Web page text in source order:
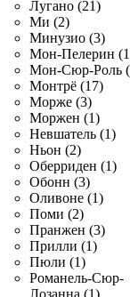
Лугано (21)
Ми (2)
Минузио (3)
Мон-Пелерин
Мон-Сюр-Роль
Монтрё (17)
Морже (3)
Моржен (1)
Невшатель (1)
Ньон (2)
Оберриден (1)
Обонн (3)
Оливоне (1)
Поми (2)
Пранжен (3)
Прилли (1)
Пюли (1)
Романель-Сюр-
Лозанна (1)